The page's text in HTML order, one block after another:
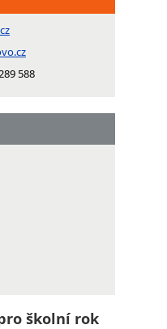
588
školní rok